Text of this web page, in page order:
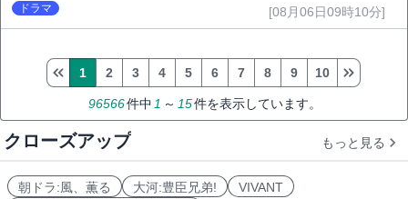
ドラマ [08月06日09時10分]
96566件中 1 ～ 15件を表示しています。
1 2 3 4 5 6 7 8 9 10
クローズアップ もっと見る
朝ドラ:風、薫る 大河:豊臣兄弟!
VIVANT